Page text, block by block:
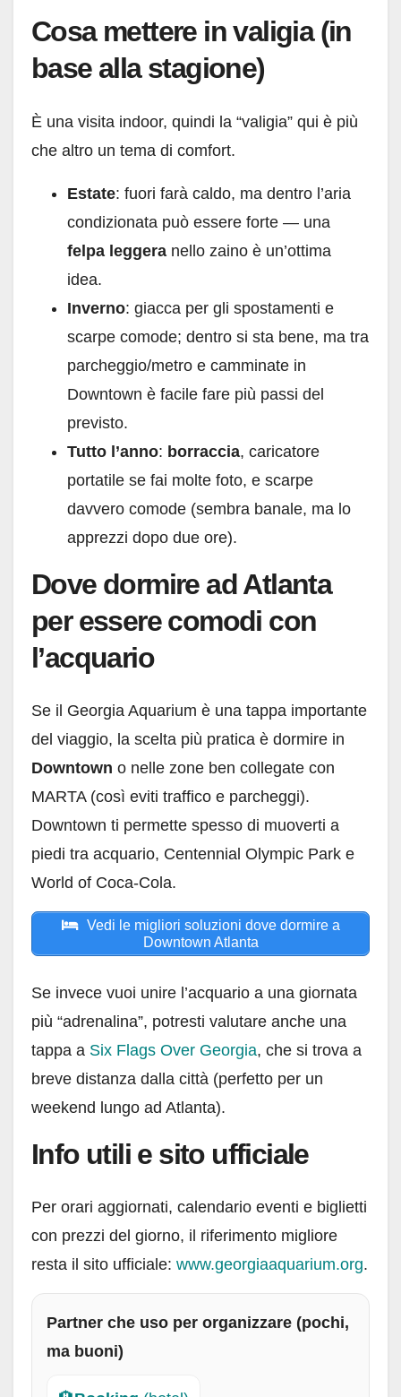
Cosa mettere in valigia (in
base alla stagione)
È una visita indoor, quindi la “valigia” qui è più
che altro un tema di comfort.
Estate: fuori farà caldo, ma dentro l’aria
condizionata può essere forte — una
felpa leggera nello zaino è un’ottima
idea.
Inverno: giacca per gli spostamenti e
scarpe comode; dentro si sta bene, ma tra
parcheggio/metro e camminate in
Downtown è facile fare più passi del
previsto.
Tutto l’anno: borraccia, caricatore
portatile se fai molte foto, e scarpe
davvero comode (sembra banale, ma lo
apprezzi dopo due ore).
Dove dormire ad Atlanta
per essere comodi con
l’acquario
Se il Georgia Aquarium è una tappa importante
del viaggio, la scelta più pratica è dormire in
Downtown o nelle zone ben collegate con
MARTA (così eviti traffico e parcheggi).
Downtown ti permette spesso di muoverti a
piedi tra acquario, Centennial Olympic Park e
World of Coca-Cola.
Vedi le migliori soluzioni dove dormire a
Downtown Atlanta
Se invece vuoi unire l’acquario a una giornata
più “adrenalina”, potresti valutare anche una
tappa a Six Flags Over Georgia, che si trova a
breve distanza dalla città (perfetto per un
weekend lungo ad Atlanta).
Info utili e sito ufficiale
Per orari aggiornati, calendario eventi e biglietti
con prezzi del giorno, il riferimento migliore
resta il sito ufficiale: www.georgiaaquarium.org.
Partner che uso per organizzare (pochi,
ma buoni)